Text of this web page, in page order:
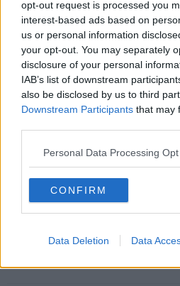
opt-out request is processed you
interest-based ads based on
us or personal information
your opt-out. You may separately
disclosure of your personal
IAB’s list of downstream
also be disclosed by us to third
Downstream Participants that may
Personal Data Processing
CONFIRM
Data Deletion Data
educativi per l’infanzia con la più
famiglie. La misura regionale si
assegnato, per la quota che eccede il
Inps, fino ad un massimo di 527,27
(per un massimo di 11 mensilità
luglio 2024. La domanda potrà
dalle ore9 del giorno 29 maggio,
esclusivamente attraverso il sito
Inoltre, da oggi è possibile consultare
www.comune.montepulciano.si.it
le ammissioni al servizio di asilo nido
del Comune di Montepulciano sulla